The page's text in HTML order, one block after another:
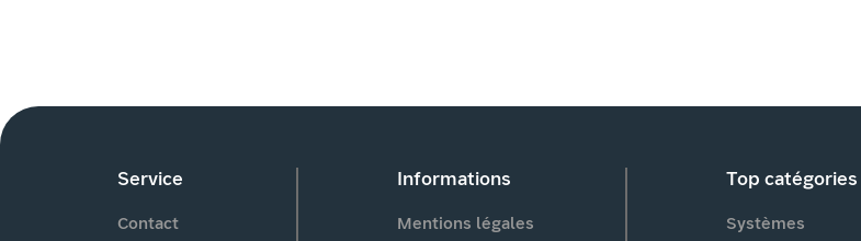
Service
Contact
Informations
Mentions légales
Top catégories
Systèmes